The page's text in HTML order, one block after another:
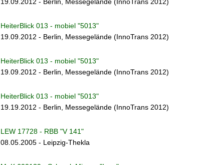
HeiterBlick 013 - mobiel "5013"
19.09.2012 - Berlin, Messegelände (InnoTrans 2012)
HeiterBlick 013 - mobiel "5013"
19.09.2012 - Berlin, Messegelände (InnoTrans 2012)
HeiterBlick 013 - mobiel "5013"
19.19.2012 - Berlin, Messegelände (InnoTrans 2012)
LEW 17728 - RBB "V 141"
08.05.2005 - Leipzig-Thekla